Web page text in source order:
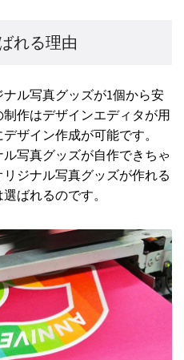
れる理由
ル写真グッズが1個から安
作はデザインエディタが用
ザイン作成が可能です。
写真グッズが自作できちゃ
ジナル写真グッズが作れる
ばれるのです。